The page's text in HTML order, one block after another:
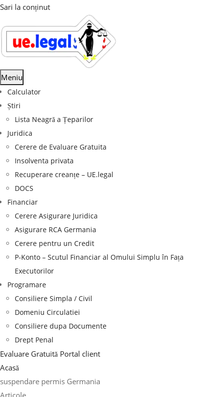
Sari la conținut
Meniu
Calculator
Știri
Lista Neagră a Țeparilor
Juridica
Cerere de Evaluare Gratuita
Insolventa privata
Recuperare creanțe – UE.legal
DOCS
Financiar
Cerere Asigurare Juridica
Asigurare RCA Germania
Cerere pentru un Credit
P-Konto – Scutul Financiar al Omului Simplu în Fața
Executorilor
Programare
Consiliere Simpla / Civil
Domeniu Circulatiei
Consiliere dupa Documente
Drept Penal
Evaluare Gratuită Portal client
Acasă
suspendare permis Germania
Articole